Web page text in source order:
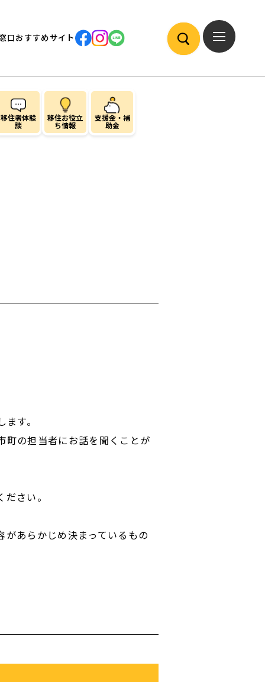
口おすすめサイト
移住者体験
談
移住お役立
ち情報
支援金・補
助金
す。
町の担当者にお話を聞くことが
さい。
あらかじめ決まっているもの